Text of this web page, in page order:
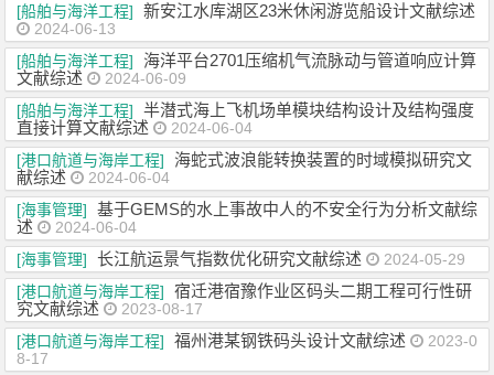
[船舶与海洋工程]
新安江水库湖区23米休闲游览船设计文献综述
2024-06-13
[船舶与海洋工程]
海洋平台2701压缩机气流脉动与管道响应计算
文献综述
2024-06-09
[船舶与海洋工程]
半潜式海上飞机场单模块结构设计及结构强度
直接计算文献综述
2024-06-04
[港口航道与海岸工程]
海蛇式波浪能转换装置的时域模拟研究文
献综述
2024-06-04
[海事管理]
基于GEMS的水上事故中人的不安全行为分析文献综
述
2024-06-04
[海事管理]
长江航运景气指数优化研究文献综述
2024-05-29
[港口航道与海岸工程]
宿迁港宿豫作业区码头二期工程可行性研
究文献综述
2023-08-17
[港口航道与海岸工程]
福州港某钢铁码头设计文献综述
2023-0
8-17